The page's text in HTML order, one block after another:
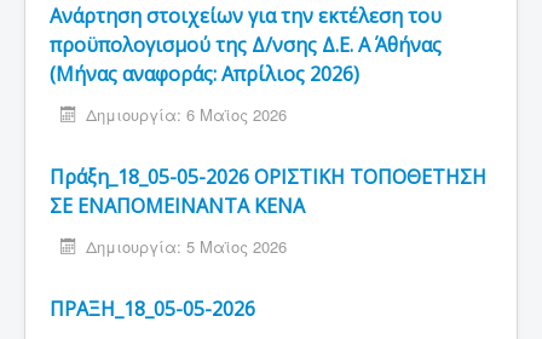
Ανάρτηση στοιχείων για την εκτέλεση του
προϋπολογισμού της Δ/νσης Δ.Ε. Α΄ Αθήνας
(Μήνας αναφοράς: Απρίλιος 2026)
Δημιουργία: 6 Μαϊος 2026
Πράξη_18_05-05-2026 ΟΡΙΣΤΙΚΗ ΤΟΠΟΘΕΤΗΣΗ
ΣΕ ΕΝΑΠΟΜΕΙΝΑΝΤΑ ΚΕΝΑ
Δημιουργία: 5 Μαϊος 2026
ΠΡΑΞΗ_18_05-05-2026